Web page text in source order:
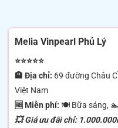
Melia Vinpearl Phủ Lý
⭐⭐⭐⭐⭐
🏨 Địa chỉ: 69 đường Châu
Việt Nam
🆓 Miễn phí: 🍽 Bữa sáng, 🏊
💥 Giá ưu đãi chỉ: